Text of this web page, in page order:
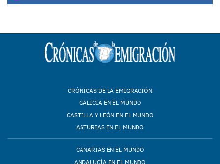
CRÓNICAS DE LA EMIGRACIÓN
GALICIA EN EL MUNDO
CASTILLA Y LEÓN EN EL MUNDO
ASTURIAS EN EL MUNDO
CANARIAS EN EL MUNDO
ANDALUCÍA EN EL MUNDO